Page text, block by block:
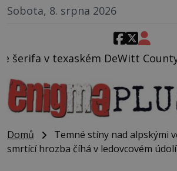
Sobota, 8. srpna 2026
DeWitt County pořizuje video,
Domů
Temné stíny nad alpskými
smrtící hrozba číhá v ledovcovém